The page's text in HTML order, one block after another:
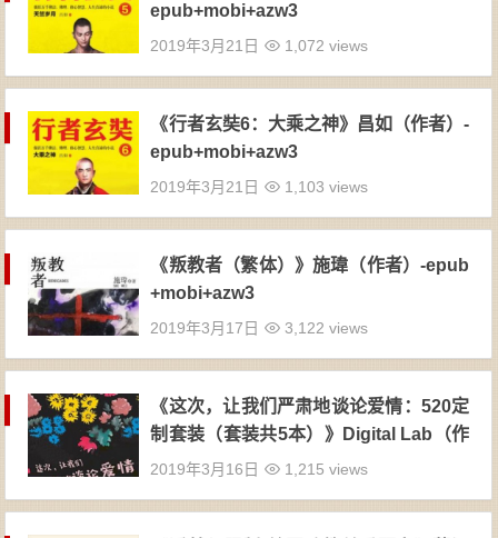
epub+mobi+azw3
2019年3月21日 1,072 views
《行者玄奘6：大乘之神》昌如（作者）-
epub+mobi+azw3
2019年3月21日 1,103 views
《叛教者（繁体）》施瑋（作者）-epub
+mobi+azw3
2019年3月17日 3,122 views
《这次，让我们严肃地谈论爱情：520定
制套装（套装共5本）》Digital Lab（作
者）-epub+mobi+azw3
2019年3月16日 1,215 views